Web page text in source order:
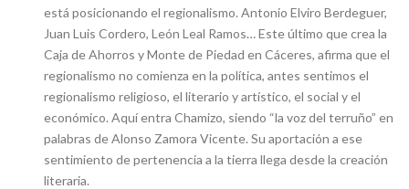
está posicionando el regionalismo. Antonio Elviro Berdeguer,
Juan Luis Cordero, León Leal Ramos… Este último que crea la
Caja de Ahorros y Monte de Piedad en Cáceres, afirma que el
regionalismo no comienza en la política, antes sentimos el
regionalismo religioso, el literario y artístico, el social y el
económico. Aquí entra Chamizo, siendo “la voz del terruño” en
palabras de Alonso Zamora Vicente. Su aportación a ese
sentimiento de pertenencia a la tierra llega desde la creación
literaria.